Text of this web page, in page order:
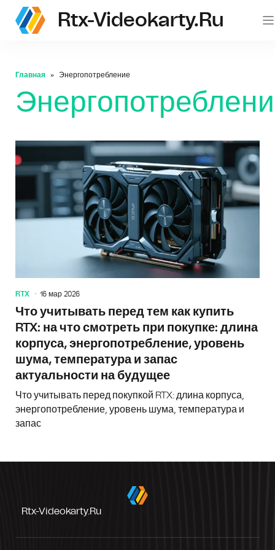
Rtx-Videokarty.ru
Главная Энергопотребление
RTX 16 мар 2026
Что учитывать перед тем как купить
RTX: на что смотреть при покупке: длина
корпуса, энергопотребление, уровень
шума, температура и запас
актуальности на будущее
Что учитывать перед покупкой RTX: длина корпуса,
энергопотребление, уровень шума, температура и
запас
Rtx-Videokarty.ru